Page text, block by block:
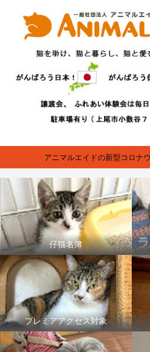
アニマルエイドの新型コロナ
仔猫名簿
プレミアアクセス対象